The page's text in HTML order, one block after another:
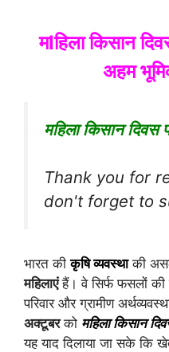
मlहिला किसान
अहम
महिला किसान दिवस
Thank you for
don't forget to
भारत कीकृषि व्यवस्थाकी
महिलाएंहैं। वे सिर्फ फसलों की
परिवार और ग्रामीण
अक्टूबरको महिला किसान
यह याद दिलाया जा सके कि